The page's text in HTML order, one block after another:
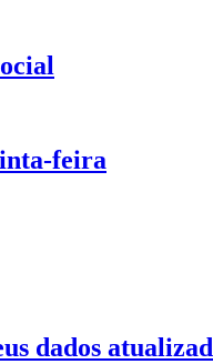
feira
dados